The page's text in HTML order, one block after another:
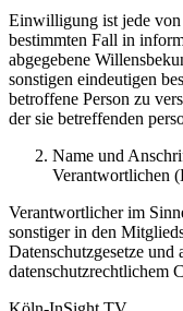
Einwilligung ist jede
bestimmten Fall in
abgegebene
sonstigen eindeutigen
betroffene Person zu
der sie betreffenden
Name und
Verantwortlichen
Verantwortlicher im
sonstiger in den
Datenschutzgesetze
datenschutzrechtlichem